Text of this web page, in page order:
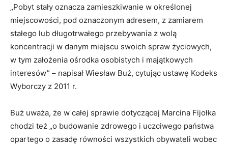
„Pobyt stały oznacza zamieszkiwanie w określonej
miejscowości, pod oznaczonym adresem, z zamiarem
stałego lub długotrwałego przebywania z wolą
koncentracji w danym miejscu swoich spraw życiowych,
w tym założenia ośrodka osobistych i majątkowych
interesów” – napisał Wiesław Buż, cytując ustawę Kodeks
Wyborczy z 2011 r.
Buż uważa, że w całej sprawie dotyczącej Marcina Fijołka
chodzi też „o budowanie zdrowego i uczciwego państwa
opartego o zasadę równości wszystkich obywateli wobec